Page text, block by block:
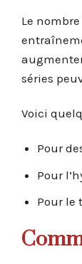
Le
séries
Voici
Pour
Pour
Pour le